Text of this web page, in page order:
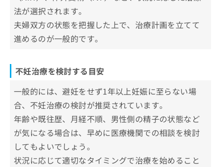
法が選択されます。
夫婦双方の状態を把握した上で、治療計画を立てて
進めるのが一般的です。
不妊治療を検討する目安
一般的には、避妊をせず1年以上妊娠に至らない場
合、不妊治療の検討が推奨されています。
年齢や既往歴、月経不順、男性側の精子の状態など
が気になる場合は、早めに医療機関での相談を検討
してもよいでしょう。
状況に応じて適切なタイミングで治療を始めること